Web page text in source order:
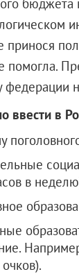
принося
помогла.
федерации
ввести в
в